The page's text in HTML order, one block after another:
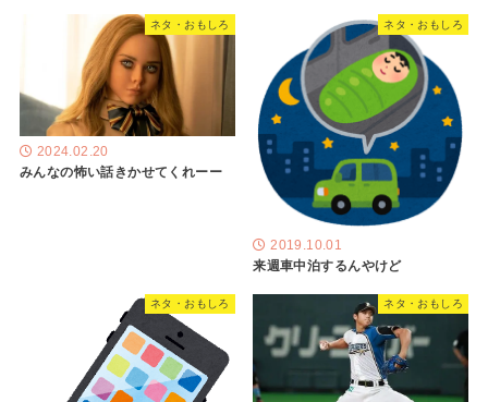
ネタ・おもしろ
2024.02.20
みんなの怖い話きかせてくれーー
ネタ・おもしろ
2019.10.01
来週車中泊するんやけど
ネタ・おもしろ ネタ・おもしろ